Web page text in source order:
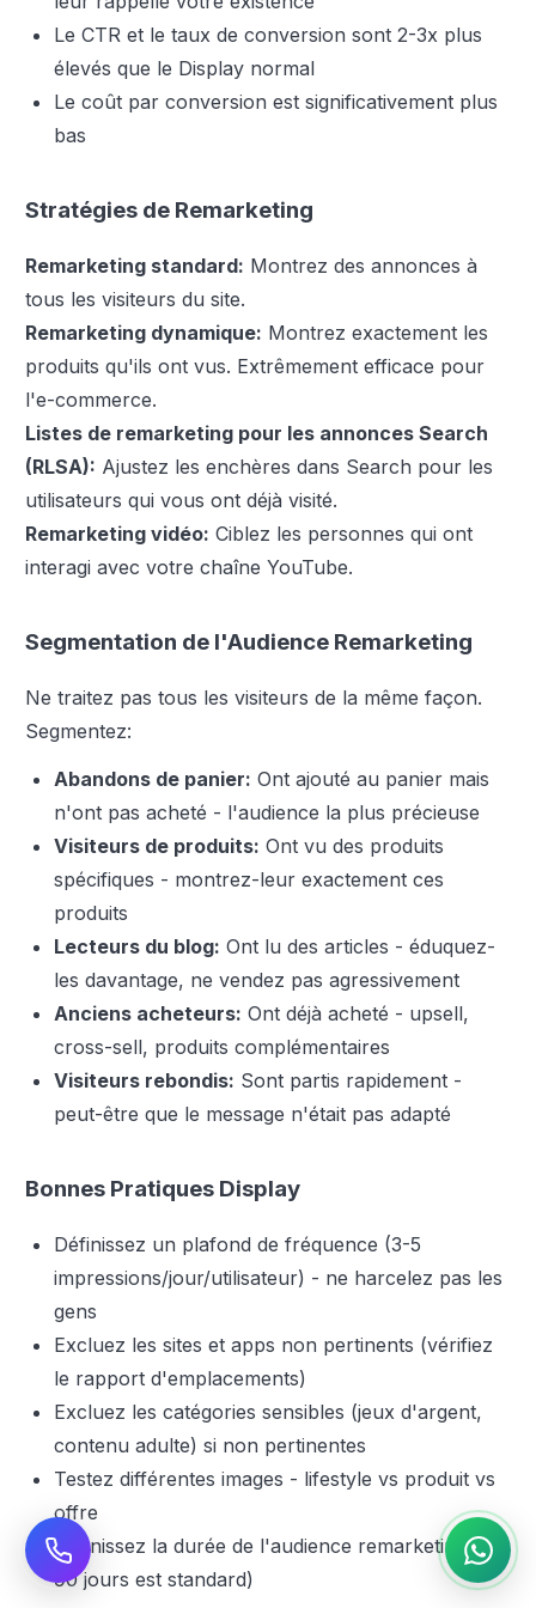
Le CTR et le taux de conversion sont 2-3x plus
élevés que le Display normal
Le coût par conversion est significativement plus
bas
Stratégies de Remarketing
Remarketing standard: Montrez des annonces à
tous les visiteurs du site.
Remarketing dynamique: Montrez exactement les
produits qu'ils ont vus. Extrêmement efficace pour
l'e-commerce.
Listes de remarketing pour les annonces Search
(RLSA): Ajustez les enchères dans Search pour les
utilisateurs qui vous ont déjà visité.
Remarketing vidéo: Ciblez les personnes qui ont
interagi avec votre chaîne YouTube.
Segmentation de l'Audience Remarketing
Ne traitez pas tous les visiteurs de la même façon.
Segmentez:
Abandons de panier: Ont ajouté au panier mais
n'ont pas acheté - l'audience la plus précieuse
Visiteurs de produits: Ont vu des produits
spécifiques - montrez-leur exactement ces
produits
Lecteurs du blog: Ont lu des articles - éduquez-
les davantage, ne vendez pas agressivement
Anciens acheteurs: Ont déjà acheté - upsell,
cross-sell, produits complémentaires
Visiteurs rebondis: Sont partis rapidement -
peut-être que le message n'était pas adapté
Bonnes Pratiques Display
Définissez un plafond de fréquence (3-5
impressions/jour/utilisateur) - ne harcelez pas les
gens
Excluez les sites et apps non pertinents (vérifiez
le rapport d'emplacements)
Excluez les catégories sensibles (jeux d'argent,
contenu adulte) si non pertinentes
Testez différentes images - lifestyle vs produit vs
offre
Définissez la durée de l'audience remarketing (30-
90 jours est standard)